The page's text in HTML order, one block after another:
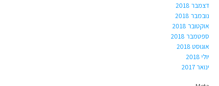
דצמבר 2018
נובמבר 2018
אוקטובר 2018
ספטמבר 2018
אוגוסט 2018
יולי 2018
ינואר 2017